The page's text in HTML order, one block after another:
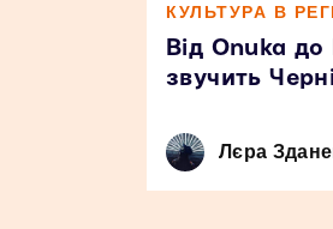
КУЛЬТУРА В
Від Onuka
звучить
Лєра